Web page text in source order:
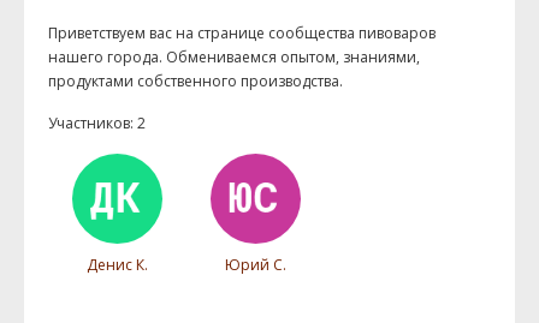
Приветствуем ваc на странице сообщества пивоваров
нашего города. Обмениваемся опытом, знаниями,
продуктами собственного производства.
Участников: 2
Денис К. Юрий С.